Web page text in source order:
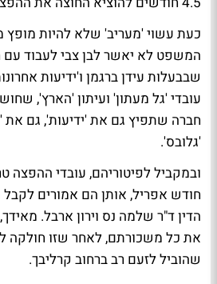
כעת עשוי 'מעריב' שלא להיות
המשפט לא יאשר לבן צבי לעבוד
שבבעלות עידן ברגמן ו'ידיעות
עובדי 'גל מעתון' ועיתון 'הארץ',
חברה שתפיץ גם את 'ידיעות', גם את
'גלובס'.
ובמקביל לפיטוריהם, עובדי ההפצה
חודש אפריל, אותן הם אמורים לקבל
הדין ד"ר שלמה נס וירון ארבל.
שהוביל לזעם רב ברחוב קרליבך.